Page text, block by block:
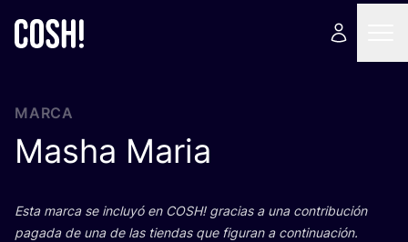
MARCA
Masha Maria
Esta mar­ca se inclu­yó en COSH! gra­cias a una con­tri­bu­ción
paga­da de una de las tien­das que figu­ran a continuación.